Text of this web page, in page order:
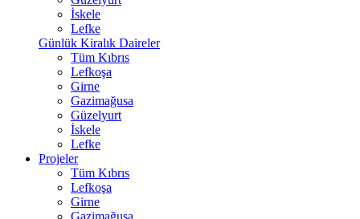
İskele
Lefke
Günlük Kiralık Daireler
Tüm Kıbrıs
Lefkoşa
Girne
Gazimağusa
Güzelyurt
İskele
Lefke
Projeler
Tüm Kıbrıs
Lefkoşa
Girne
Gazimağusa